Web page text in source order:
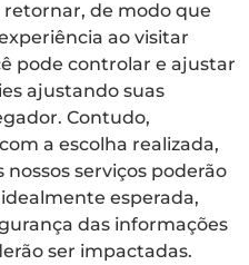
de modo que
ao visitar
pode controlar e ajustar
ajustando suas
Contudo,
a escolha realizada,
serviços poderão
esperada,
das informações
ser impactadas.